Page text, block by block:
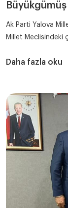
Ak Parti Yalova
Millet Meclisindeki
Daha fazla oku